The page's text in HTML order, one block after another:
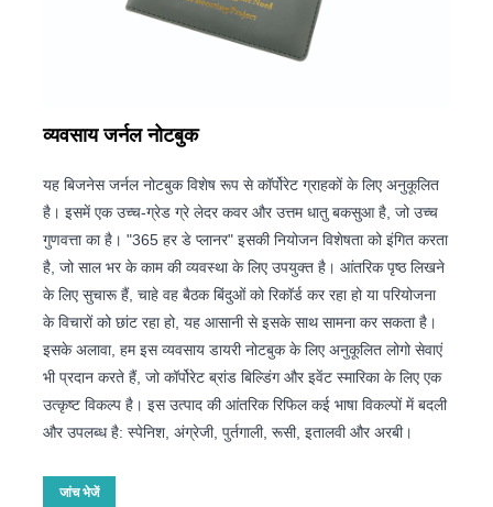
व्यवसाय जर्नल नोटबुक
यह बिजनेस जर्नल नोटबुक विशेष रूप से कॉर्पोरेट ग्राहकों के लिए अनुकूलित
है। इसमें एक उच्च-ग्रेड ग्रे लेदर कवर और उत्तम धातु बकसुआ है, जो उच्च
गुणवत्ता का है। "365 हर डे प्लानर" इसकी नियोजन विशेषता को इंगित करता
है, जो साल भर के काम की व्यवस्था के लिए उपयुक्त है। आंतरिक पृष्ठ लिखने
के लिए सुचारू हैं, चाहे वह बैठक बिंदुओं को रिकॉर्ड कर रहा हो या परियोजना
के विचारों को छांट रहा हो, यह आसानी से इसके साथ सामना कर सकता है।
इसके अलावा, हम इस व्यवसाय डायरी नोटबुक के लिए अनुकूलित लोगो सेवाएं
भी प्रदान करते हैं, जो कॉर्पोरेट ब्रांड बिल्डिंग और इवेंट स्मारिका के लिए एक
उत्कृष्ट विकल्प है। इस उत्पाद की आंतरिक रिफिल कई भाषा विकल्पों में बदली
और उपलब्ध है: स्पेनिश, अंग्रेजी, पुर्तगाली, रूसी, इतालवी और अरबी।
जांच भेजें